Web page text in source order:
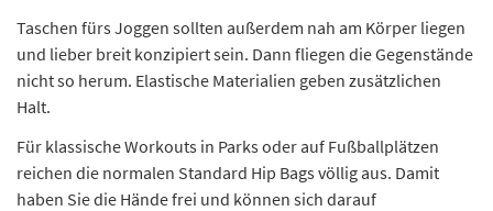
Taschen fürs Joggen sollten außerdem nah am Körper liegen
und lieber breit konzipiert sein. Dann fliegen die Gegenstände
nicht so herum. Elastische Materialien geben zusätzlichen
Halt.
Für klassische Workouts in Parks oder auf Fußballplätzen
reichen die normalen Standard Hip Bags völlig aus. Damit
haben Sie die Hände frei und können sich darauf